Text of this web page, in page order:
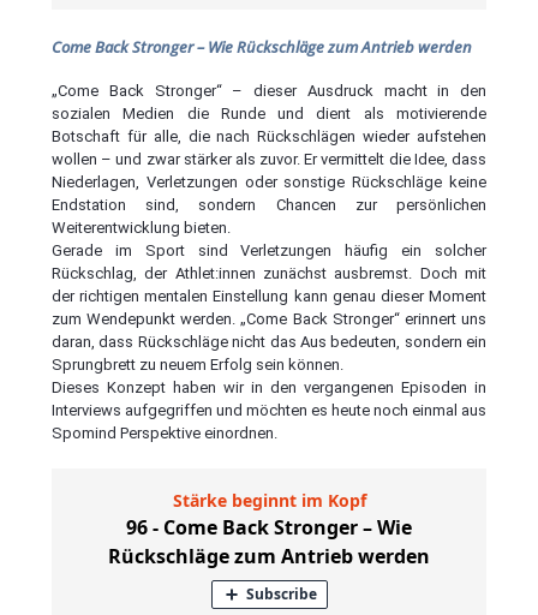
Come Back Stronger – Wie Rückschläge zum Antrieb werden
„Come Back Stronger“ – dieser Ausdruck macht in den
sozialen Medien die Runde und dient als motivierende
Botschaft für alle, die nach Rückschlägen wieder aufstehen
wollen – und zwar stärker als zuvor. Er vermittelt die Idee, dass
Niederlagen, Verletzungen oder sonstige Rückschläge keine
Endstation sind, sondern Chancen zur persönlichen
Weiterentwicklung bieten.
Gerade im Sport sind Verletzungen häufig ein solcher
Rückschlag, der Athlet:innen zunächst ausbremst. Doch mit
der richtigen mentalen Einstellung kann genau dieser Moment
zum Wendepunkt werden. „Come Back Stronger“ erinnert uns
daran, dass Rückschläge nicht das Aus bedeuten, sondern ein
Sprungbrett zu neuem Erfolg sein können.
Dieses Konzept haben wir in den vergangenen Episoden in
Interviews aufgegriffen und möchten es heute noch einmal aus
Spomind Perspektive einordnen.